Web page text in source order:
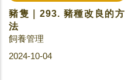
豬隻｜293. 豬種改良的方
法
飼養管理
2024-10-04